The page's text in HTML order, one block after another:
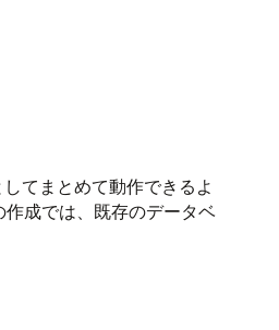
てまとめて動作できるよ
成では、既存のデータベ